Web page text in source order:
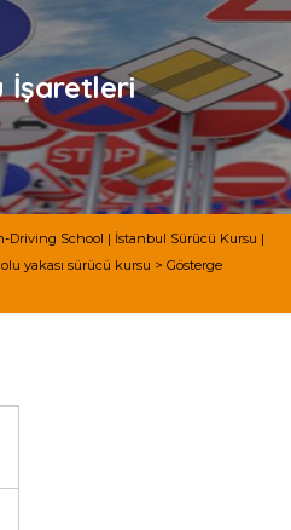
İşaretleri
Driving School | İstanbul Sürücü Kursu |
yakası sürücü kursu > Gösterge